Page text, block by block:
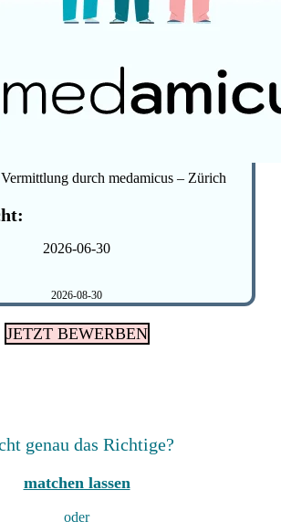
durch medamicus – Zürich
2026-06-30
2026-08-30
JETZT BEWERBEN
genau das Richtige?
matchen lassen
oder